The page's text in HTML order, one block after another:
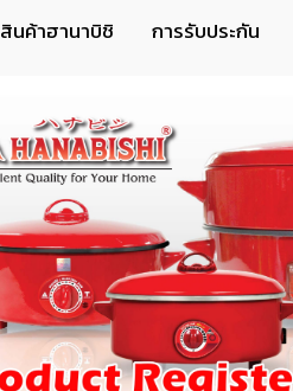
หน้าแรก
ข่าวสารและกิจกรรม
ช่องทางจำหน่ายสินค้าฮา
สินค้าทั้งหมด
ลงทะเบียนรับประกันผลิ
สินค้าฮานาบิชิ การรับประกัน